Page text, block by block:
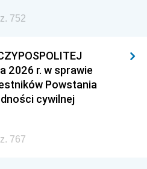
752
2026 r. w sprawie
Powstania
cywilnej
767